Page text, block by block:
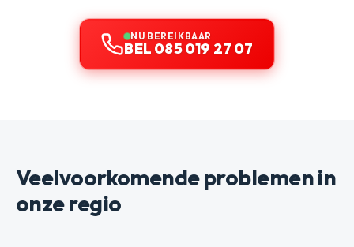
NU BEREIKBAAR
BEL 085 019 27 07
Veelvoorkomende problemen in
onze regio